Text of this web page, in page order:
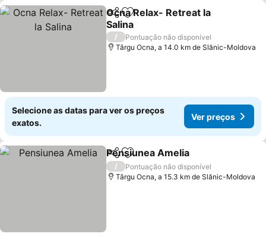
PartilharAdicionar aos favoritos
Ocna Relax- Retreat la
Salina
/
Pontuação não disponível
Târgu Ocna, a 14.0 km de Slănic-Moldova
Selecione as datas para ver os preços
exatos.
Ver preços
PartilharAdicionar aos favoritos
Pensiunea Amelia
/
Pontuação não disponível
Târgu Ocna, a 15.3 km de Slănic-Moldova